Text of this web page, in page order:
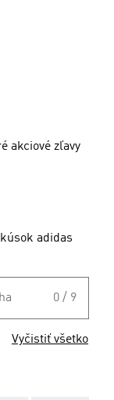
akciové zľavy
adidas
0 / 9
Vyčistiť všetko